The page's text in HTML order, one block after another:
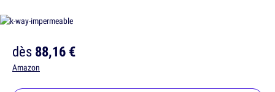
dès88,16 €
Amazon